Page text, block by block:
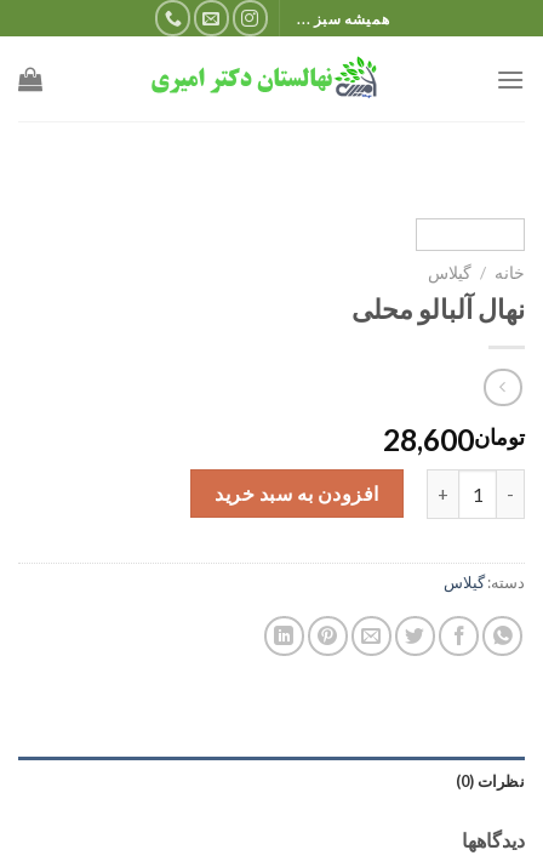
to
content
همیشه سبز ...
خانه / گیلاس
نهال آلبالو محلی
تومان28,600
افزودن به سبد خرید
دسته:گیلاس
نظرات (0)
دیدگاهها